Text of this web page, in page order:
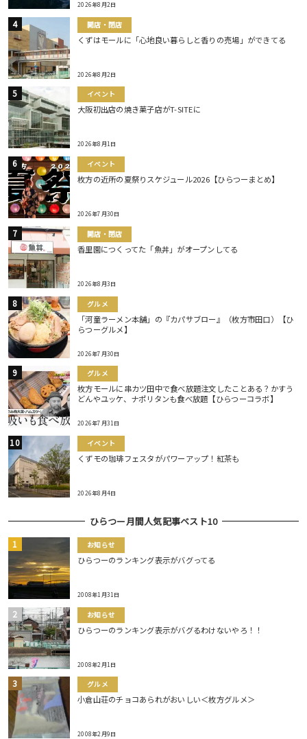
2026年8月2日
開店・閉店
くずはモールに「心地良い暮らしと香りの売場」ができてる
2026年8月2日
イベント
大阪初出店の焼き菓子店がT-SITEに
2026年8月1日
イベント
枚方の近所の夏祭りスケジュール2026【ひらつーまとめ】
2026年7月30日
開店・閉店
香里園につくってた「魚丼」がオープンしてる
2026年8月3日
グルメ
「河童ラーメン本舗」の『カパサブロー』（枚方市田口）【ひ
らつーグルメ】
2026年7月30日
グルメ
枚方モールに串カツ田中で食べ放題注文したことある？かすう
どんやユッケ、ナポリタンも食べ放題【ひらつーコラボ】
2026年7月31日
イベント
くずモの珈琲フェスタがパワーアップ！紅茶も
2026年8月4日
ひらつー月間人気記事ベスト10
お知らせ
ひらつーのランキング表示がバグってる
2008年1月31日
お知らせ
ひらつーのランキング表示がバグるわけないやろ！！
2008年2月1日
グルメ
小倉山荘のチョコあられがおいしい＜枚方グルメ＞
2008年2月9日